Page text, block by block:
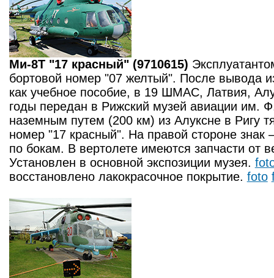
Ми-8Т "17 красный" (9710615)
бортовой номер "07 желтый". После вывода
как учебное пособие, в 19 ШМАС, Латвия,
годы передан в Рижский музей авиации им.
наземным путем (200 км) из Алуксне в Ригу
номер "17 красный". На правой стороне
по бокам. В вертолете имеются запчасти от
Установлен в основной экспозиции музея.
восстановлено лакокрасочное покрытие. foto